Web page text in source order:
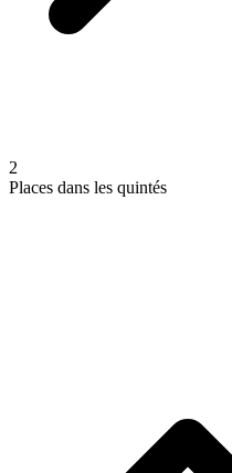
2
Places dans les quintés